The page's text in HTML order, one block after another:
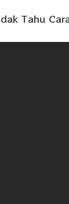
Tahu